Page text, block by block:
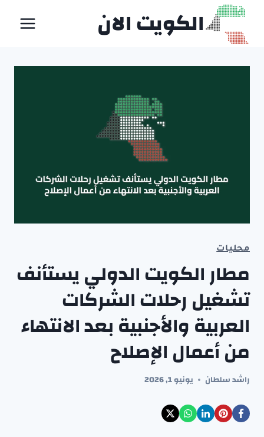
التجاوز
المحتوى
الكويت الان
محليات
مطار الكويت الدولي يستأنف
تشغيل رحلات الشركات
العربية والأجنبية بعد الانتهاء
من أعمال الإصلاح
راشد سلطان يونيو 1, 2026